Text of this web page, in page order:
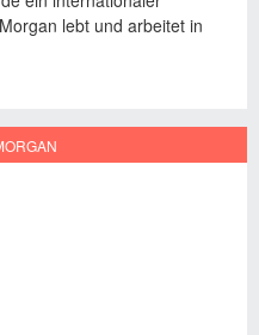
lebt und arbeitet in